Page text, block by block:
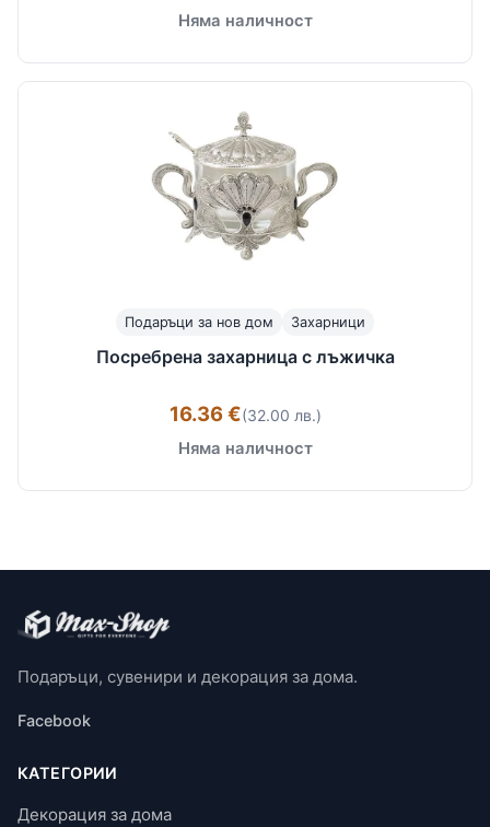
Няма наличност
Подаръци за нов дом Захарници
Посребрена захарница с лъжичка
16.36 €(32.00 лв.)
Няма наличност
Подаръци, сувенири и декорация за дома.
Facebook
КАТЕГОРИИ
Декорация за дома